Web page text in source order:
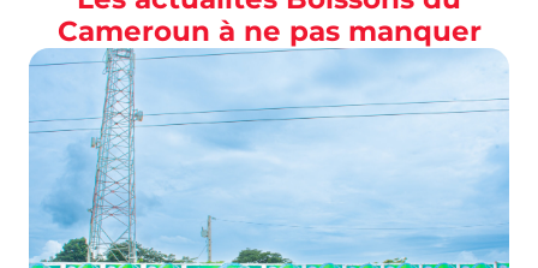
Cameroun à ne pas manquer